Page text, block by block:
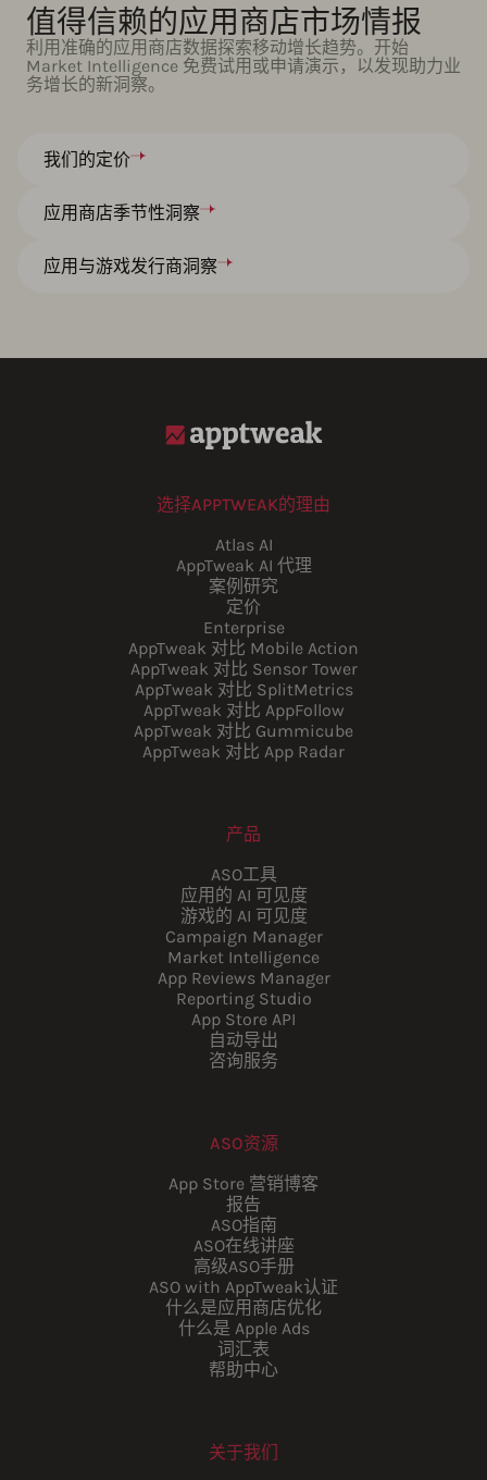
值得信赖的应用商店市场情报
利用准确的应用商店数据探索移动增长趋势。开始
Market Intelligence 免费试用或申请演示，以发现助力业
务增长的新洞察。
我们的定价
应用商店季节性洞察
应用与游戏发行商洞察
选择APPTWEAK的理由
Atlas AI
AppTweak AI 代理
案例研究
定价
Enterprise
AppTweak 对比 Mobile Action
AppTweak 对比 Sensor Tower
AppTweak 对比 SplitMetrics
AppTweak 对比 AppFollow
AppTweak 对比 Gummicube
AppTweak 对比 App Radar
产品
ASO工具
应用的 AI 可见度
游戏的 AI 可见度
Campaign Manager
Market Intelligence
App Reviews Manager
Reporting Studio
App Store API
自动导出
咨询服务
ASO资源
App Store 营销博客
报告
ASO指南
ASO在线讲座
高级ASO手册
ASO with AppTweak认证
什么是应用商店优化
什么是 Apple Ads
词汇表
帮助中心
关于我们